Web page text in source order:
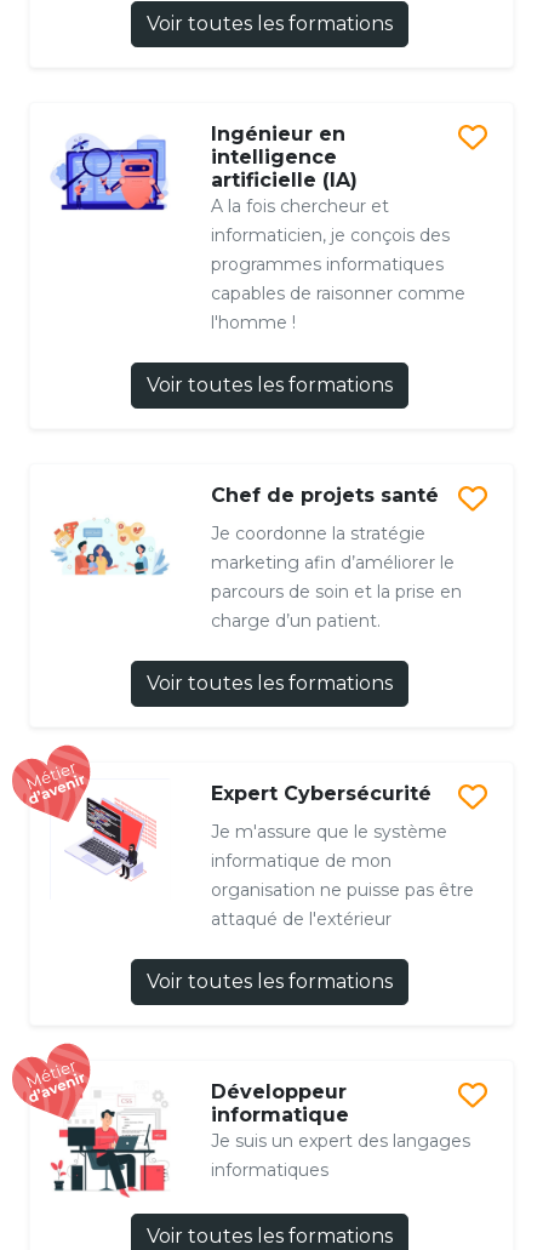
Voir toutes les formations
Ingénieur en
intelligence
artificielle (IA)
A la fois chercheur et
informaticien, je conçois des
programmes informatiques
capables de raisonner comme
l'homme !
Voir toutes les formations
Chef de projets santé
Je coordonne la stratégie
marketing afin d’améliorer le
parcours de soin et la prise en
charge d’un patient.
Voir toutes les formations
Expert Cybersécurité
Je m'assure que le système
informatique de mon
organisation ne puisse pas être
attaqué de l'extérieur
Voir toutes les formations
Développeur
informatique
Je suis un expert des langages
informatiques
Voir toutes les formations